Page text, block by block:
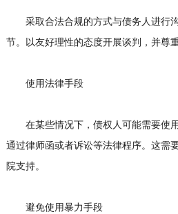
采取合法合规的方式与债务人进行
节。以友好理性的态度开展谈判，并尊
使用法律手段
在某些情况下，债权人可能需要使
通过律师函或者诉讼等法律程序。这需
院支持。
避免使用暴力手段